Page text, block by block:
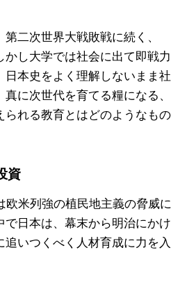
公式SNS
二次世界大戦敗戦に続く、
かし大学では社会に出て即戦力
本史をよく理解しないまま社
に次世代を育てる糧になる、
れる教育とはどのようなもの
資
欧米列強の植民地主義の脅威に
で日本は、幕末から明治にかけ
いつくべく人材育成に力を入